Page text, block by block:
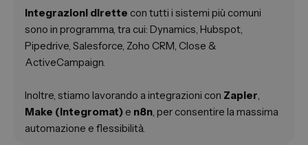
Integrazioni dirette con tutti i sistemi più comuni
sono in programma, tra cui: Dynamics, Hubspot,
Pipedrive, Salesforce, Zoho CRM, Close &
ActiveCampaign.
Inoltre, stiamo lavorando a integrazioni con Zapier,
Make (Integromat) e n8n, per consentire la massima
automazione e flessibilità.